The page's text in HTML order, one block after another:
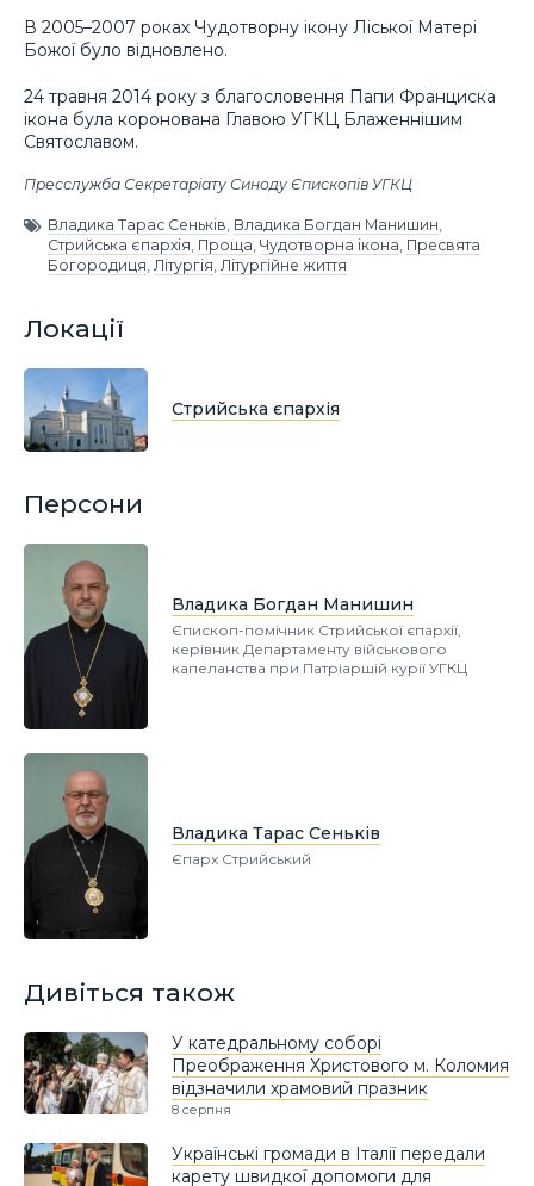
В 2005–2007 роках Чудотворну ікону Ліської Матері
Божої було відновлено.
24 травня 2014 року з благословення Папи Франциска
ікона була коронована Главою УГКЦ Блаженнішим
Святославом.
Пресслужба Секретаріату Синоду Єпископів УГКЦ
Владика Тарас Сеньків, Владика Богдан Манишин,
Стрийська єпархія, Проща, Чудотворна ікона, Пресвята
Богородиця, Літургія, Літургійне життя
Локації
Стрийська єпархія
Персони
Владика Богдан Манишин
Єпископ-помічник Стрийської єпархії,
керівник Департаменту військового
капеланства при Патріаршій курії УГКЦ
Владика Тарас Сеньків
Єпарх Стрийський
Дивіться також
У катедральному соборі
Преображення Христового м. Коломия
відзначили храмовий празник
8 серпня
Українські громади в Італії передали
карету швидкої допомоги для